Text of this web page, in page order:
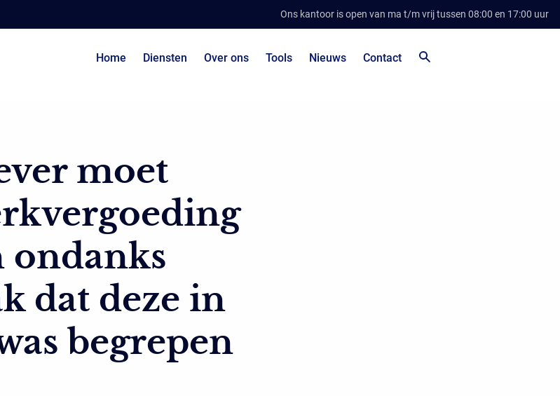
Ons kantoor is open van ma t/m vrij tussen 08:00 en 17:00 uur
Home Diensten Over ons Tools Nieuws Contact
moet
ondanks
dat deze in
begrepen